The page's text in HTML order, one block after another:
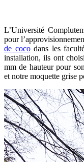
L’Université
pour
de cocodans les
installation, ils ont
mm de hauteur pour
et notre moquette grise